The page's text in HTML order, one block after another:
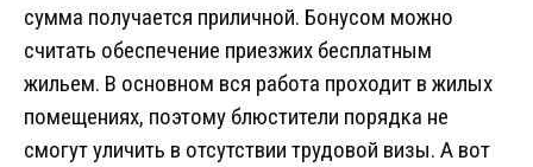
сумма получается приличной. Бонусом можно
считать обеспечение приезжих бесплатным
жильем. В основном вся работа проходит в жилых
помещениях, поэтому блюстители порядка не
смогут уличить в отсутствии трудовой визы. А вот